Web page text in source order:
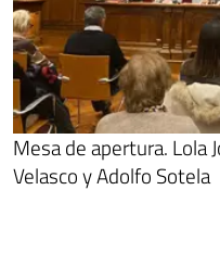
Mesa de apertura. Lola
Velasco y Adolfo Sotela